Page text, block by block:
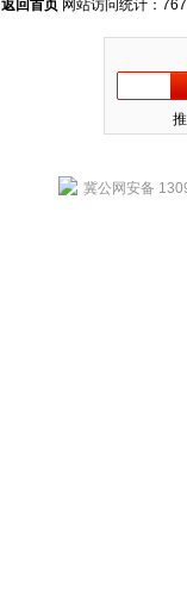
返回首页 网站访问统计：
冀公网安备